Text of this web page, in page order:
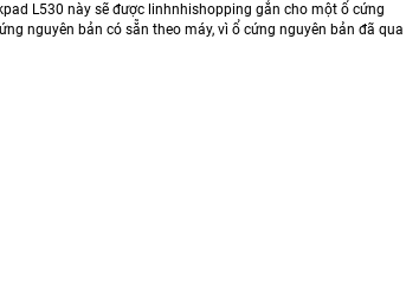
L530 này sẽ được linhnhishopping gắn cho một ổ cứng
nguyên bản có sẵn theo máy, vì ổ cứng nguyên bản đã qua